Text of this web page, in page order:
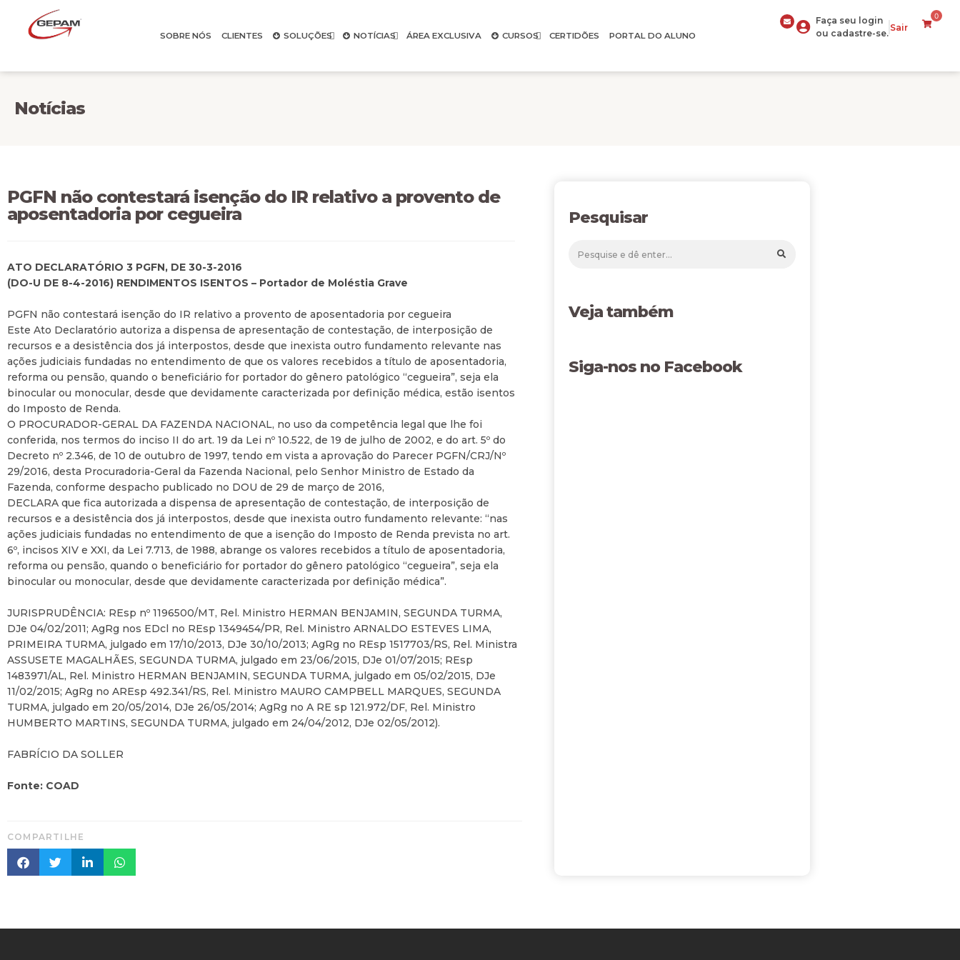
SOBRE NÓS CLIENTES SOLUÇÕES NOTÍCIAS ÁREA EXCLUSIVA CURSOS CERTIDÕES PORTAL DO ALUNO
Faça seu login
ou cadastre-se.
Sair
0
Notícias
PGFN não contestará isenção do IR relativo a provento de
aposentadoria por cegueira
ATO DECLARATÓRIO 3 PGFN, DE 30-3-2016
(DO-U DE 8-4-2016) RENDIMENTOS ISENTOS – Portador de Moléstia Grave
PGFN não contestará isenção do IR relativo a provento de aposentadoria por cegueira
Este Ato Declaratório autoriza a dispensa de apresentação de contestação, de interposição de
recursos e a desistência dos já interpostos, desde que inexista outro fundamento relevante nas
ações judiciais fundadas no entendimento de que os valores recebidos a título de aposentadoria,
reforma ou pensão, quando o beneficiário for portador do gênero patológico “cegueira”, seja ela
binocular ou monocular, desde que devidamente caracterizada por definição médica, estão isentos
do Imposto de Renda.
O PROCURADOR-GERAL DA FAZENDA NACIONAL, no uso da competência legal que lhe foi
conferida, nos termos do inciso II do art. 19 da Lei nº 10.522, de 19 de julho de 2002, e do art. 5º do
Decreto nº 2.346, de 10 de outubro de 1997, tendo em vista a aprovação do Parecer PGFN/CRJ/Nº
29/2016, desta Procuradoria-Geral da Fazenda Nacional, pelo Senhor Ministro de Estado da
Fazenda, conforme despacho publicado no DOU de 29 de março de 2016,
DECLARA que fica autorizada a dispensa de apresentação de contestação, de interposição de
recursos e a desistência dos já interpostos, desde que inexista outro fundamento relevante: “nas
ações judiciais fundadas no entendimento de que a isenção do Imposto de Renda prevista no art.
6º, incisos XIV e XXI, da Lei 7.713, de 1988, abrange os valores recebidos a título de aposentadoria,
reforma ou pensão, quando o beneficiário for portador do gênero patológico “cegueira”, seja ela
binocular ou monocular, desde que devidamente caracterizada por definição médica”.
JURISPRUDÊNCIA: REsp nº 1196500/MT, Rel. Ministro HERMAN BENJAMIN, SEGUNDA TURMA,
DJe 04/02/2011; AgRg nos EDcl no REsp 1349454/PR, Rel. Ministro ARNALDO ESTEVES LIMA,
PRIMEIRA TURMA, julgado em 17/10/2013, DJe 30/10/2013; AgRg no REsp 1517703/RS, Rel. Ministra
ASSUSETE MAGALHÃES, SEGUNDA TURMA, julgado em 23/06/2015, DJe 01/07/2015; REsp
1483971/AL, Rel. Ministro HERMAN BENJAMIN, SEGUNDA TURMA, julgado em 05/02/2015, DJe
11/02/2015; AgRg no AREsp 492.341/RS, Rel. Ministro MAURO CAMPBELL MARQUES, SEGUNDA
TURMA, julgado em 20/05/2014, DJe 26/05/2014; AgRg no A RE sp 121.972/DF, Rel. Ministro
HUMBERTO MARTINS, SEGUNDA TURMA, julgado em 24/04/2012, DJe 02/05/2012).
FABRÍCIO DA SOLLER
Fonte: COAD
COMPARTILHE
Pesquisar
Veja também
Siga-nos no Facebook